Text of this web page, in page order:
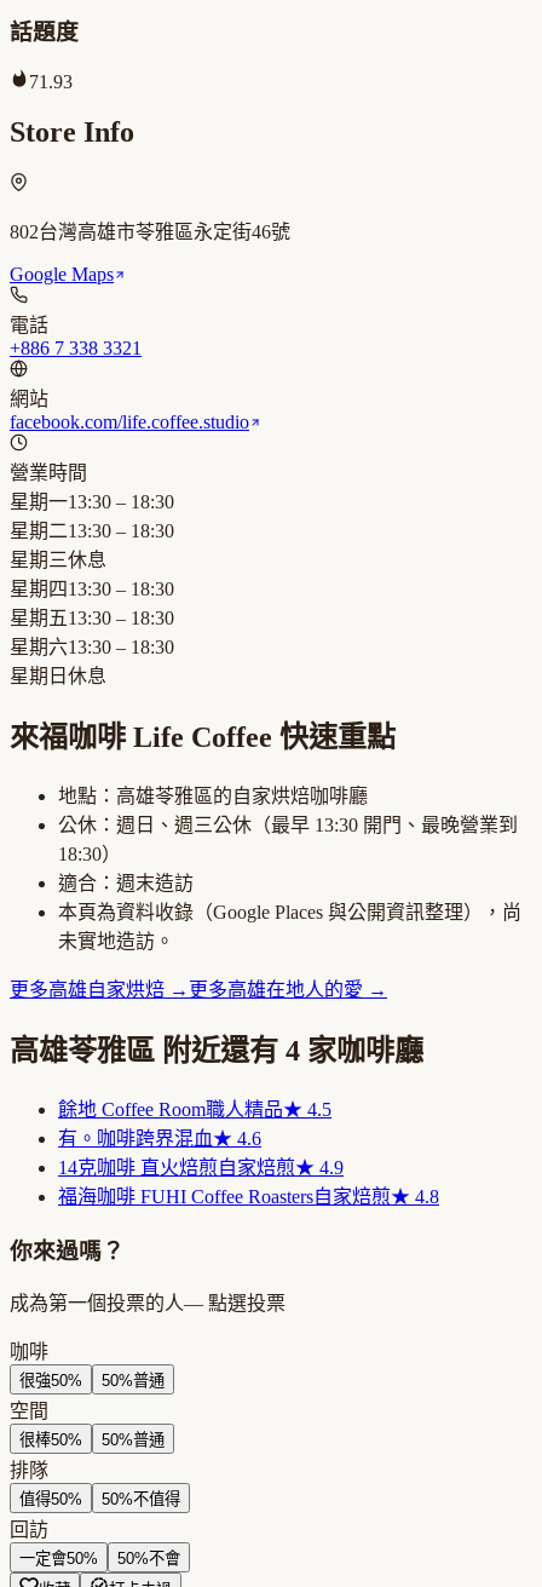
話題度
71.93
Store Info
802台灣高雄市苓雅區永定街46號
Google Maps
電話
+886 7 338 3321
網站
facebook.com/life.coffee.studio
營業時間
星期一13:30 – 18:30
星期二13:30 – 18:30
星期三休息
星期四13:30 – 18:30
星期五13:30 – 18:30
星期六13:30 – 18:30
星期日 休息
來福咖啡 Life Coffee 快速重點
地點： 高雄苓雅區的自家烘焙咖啡廳
公休： 週日、週三公休 （最早 13:30 開門、最晚營業到
18:30）
適合： 週末造訪
本頁為資料收錄（Google Places 與公開資訊整理），尚
未實地造訪。
更多高雄自家烘焙 → 更多高雄在地人的愛 →
高雄苓雅區 附近還有 4 家咖啡廳
餘地 Coffee Room職人精品★ 4.5
有。咖啡跨界混血★ 4.6
14克咖啡 直火焙煎自家焙煎★ 4.9
福海咖啡 FUHI Coffee Roasters自家焙煎★ 4.8
你來過嗎？
成為第一個投票的人— 點選投票
咖啡
很強50% 50%普通
空間
很棒50% 50%普通
排隊
值得50% 50%不值得
回訪
一定會50% 50%不會